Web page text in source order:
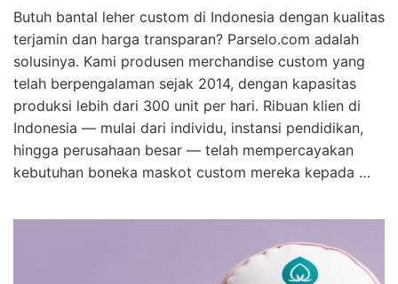
Butuh bantal leher custom di Indonesia dengan kualitas
terjamin dan harga transparan? Parselo.com adalah
solusinya. Kami produsen merchandise custom yang
telah berpengalaman sejak 2014, dengan kapasitas
produksi lebih dari 300 unit per hari. Ribuan klien di
Indonesia — mulai dari individu, instansi pendidikan,
hingga perusahaan besar — telah mempercayakan
kebutuhan boneka maskot custom mereka kepada …